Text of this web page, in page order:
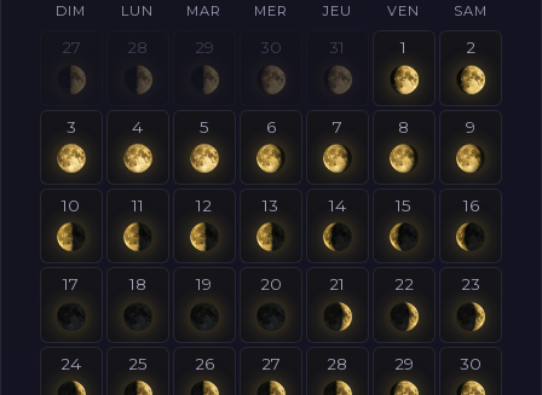
DIM LUN MAR MER JEU VEN SAM
27 28 29 30 31 1 2
3 4 5 6 7 8 9
10 11 12 13 14 15 16
17 18 19 20 21 22 23
24 25 26 27 28 29 30